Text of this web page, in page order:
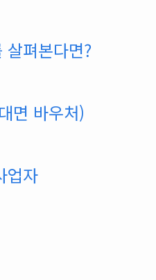
살펴본다면?
면 바우처)
업자